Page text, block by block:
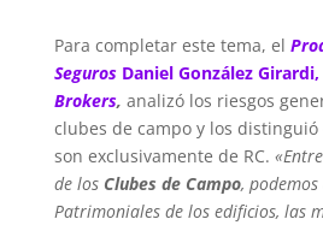
Para completar este tema, el
Seguros Daniel González Girardi,
Brokers, analizó los riesgos
clubes de campo y los
son exclusivamente de RC.
de losClubes de Campo,
Patrimoniales de los edificios, las